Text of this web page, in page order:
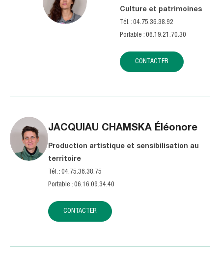
Culture et patrimoines
Tél. : 04.75.36.38.92
Portable : 06.19.21.70.30
CONTACTER
JACQUIAU CHAMSKA Éléonore
Production artistique et sensibilisation au
territoire
Tél. : 04.75.36.38.75
Portable : 06.16.09.34.40
CONTACTER